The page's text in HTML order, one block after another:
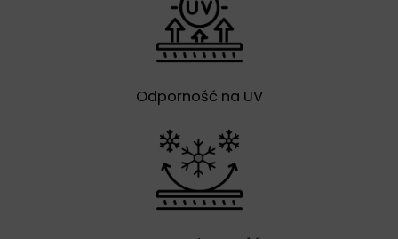
Odporność na UV